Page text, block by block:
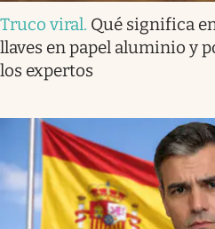
Truco viral. Qué significa
llaves en papel aluminio y
los expertos